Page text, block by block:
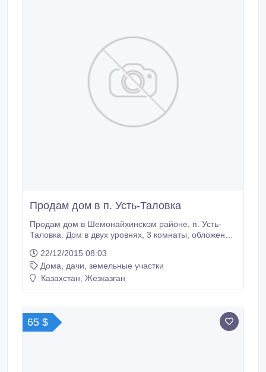
Продам дом в п. Усть-Таловка
Продам дом в Шемонайхинском районе, п. Усть-
Таловка. Дом в двух уровнях, 3 комнаты, обложен
баня, гараж, печное отопление..
22/12/2015 08:03
Дома, дачи, земельные участки
Казахстан, Жезказган
65 $